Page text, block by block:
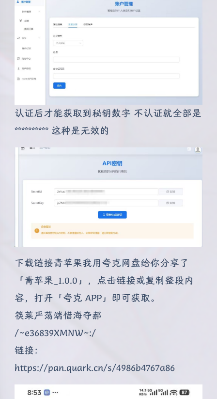
认证后才能获取到秘钥数字 不认证就全部是
********** 这种是无效的
下载链接青苹果我用夸克网盘给你分享了
「青苹果_1.0.0」，点击链接或复制整段内
容，打开「夸克 APP」即可获取。
筷莱严荡端惜海夺郝
/~e36839XMNW~:/
链接：
https://pan.quark.cn/s/4986b4767a86